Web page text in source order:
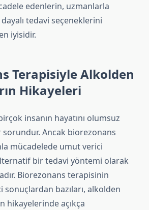
edenlerin, uzmanlarla
tedavi seçeneklerini
iyisidir.
Terapisiyle Alkolden
Hikayeleri
insanın hayatını olumsuz
Ancak biorezonans
mücadelede umut verici
bir tedavi yöntemi olarak
Biorezonans terapisinin
bazıları, alkolden
hikayelerinde açıkça